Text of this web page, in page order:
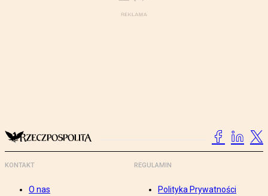
KONTAKT
O nas
REGULAMIN
Polityka Prywatności